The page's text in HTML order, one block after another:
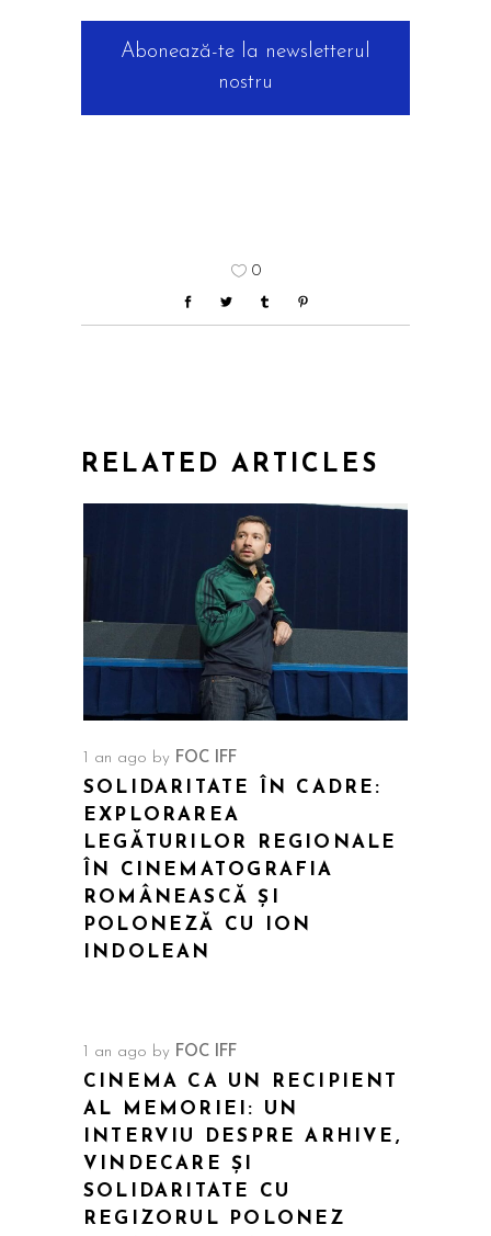
Abonează-te la newsletterul
nostru
0
RELATED ARTICLES
1 an ago by FOC IFF
SOLIDARITATE ÎN CADRE:
EXPLORAREA
LEGĂTURILOR REGIONALE
ÎN CINEMATOGRAFIA
ROMÂNEASCĂ ȘI
POLONEZĂ CU ION
INDOLEAN
1 an ago by FOC IFF
CINEMA CA UN RECIPIENT
AL MEMORIEI: UN
INTERVIU DESPRE ARHIVE,
VINDECARE ȘI
SOLIDARITATE CU
REGIZORUL POLONEZ